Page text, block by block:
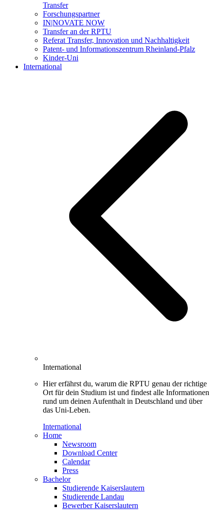
Transfer
Forschungspartner
IN|NOVATE NOW
Transfer an der RPTU
Referat Transfer, Innovation und Nachhaltigkeit
Patent- und Informationszentrum Rheinland-Pfalz
Kinder-Uni
International
International
Hier erfährst du, warum die RPTU genau der richtige
Ort für dein Studium ist und findest alle Informationen
rund um deinen Aufenthalt in Deutschland und über
das Uni-Leben.
International
Home
Newsroom
Download Center
Calendar
Press
Bachelor
Studierende Kaiserslautern
Studierende Landau
Bewerber Kaiserslautern